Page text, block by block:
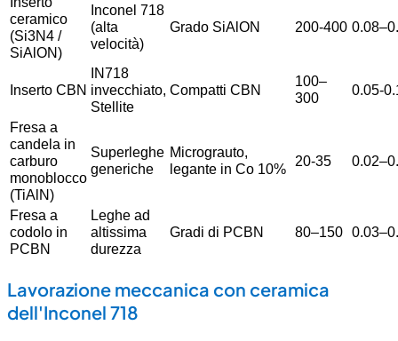
ceramico
(Si3N4 /
SiAlON)
Inconel 718
(alta
velocità)
Grado SiAlON 200-400
Inserto CBN
IN718
invecchiato,
Stellite
Compatti CBN
100–
300
0.05-
Fresa a
candela in
carburo
monoblocco
(TiAlN)
Superleghe
generiche
Micrograuto,
legante in Co 10%
20-35
Fresa a
codolo in
PCBN
Leghe ad
altissima
durezza
Gradi di PCBN 80–150
Lavorazione meccanica con ceramica
dell'Inconel 718